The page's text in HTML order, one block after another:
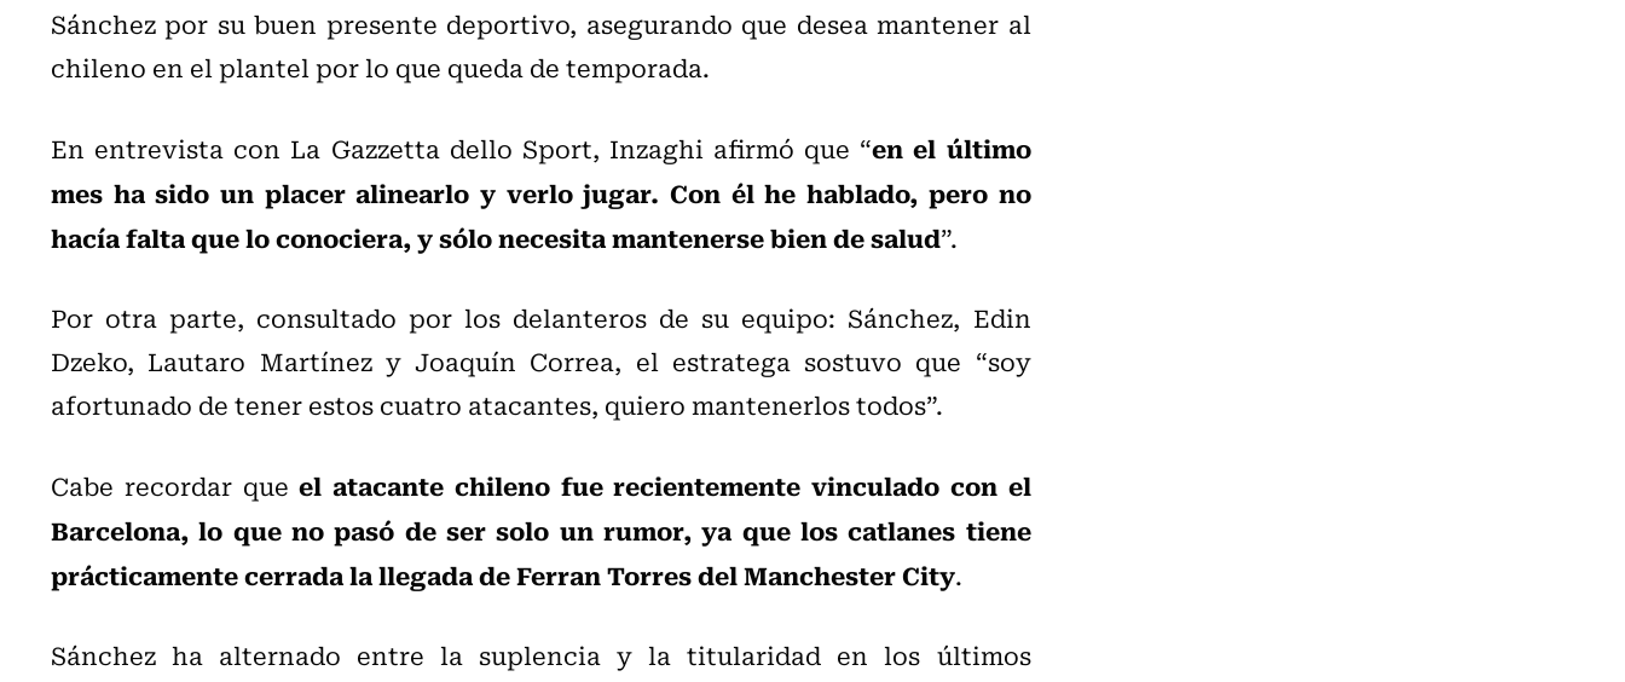
Sánchez por su buen presente deportivo, asegurando que desea mantener al
chileno en el plantel por lo que queda de temporada.
En entrevista con La Gazzetta dello Sport, Inzaghi afirmó que “en el último
mes ha sido un placer alinearlo y verlo jugar. Con él he hablado, pero no
hacía falta que lo conociera, y sólo necesita mantenerse bien de salud”.
Por otra parte, consultado por los delanteros de su equipo: Sánchez, Edin
Dzeko, Lautaro Martínez y Joaquín Correa, el estratega sostuvo que “soy
afortunado de tener estos cuatro atacantes, quiero mantenerlos todos”.
Cabe recordar queel atacante chileno fue recientemente vinculado con el
Barcelona, lo que no pasó de ser solo un rumor, ya que los catlanes tiene
prácticamente cerrada la llegada de Ferran Torres del Manchester City.
Sánchez ha alternado entre la suplencia y la titularidad en los últimos